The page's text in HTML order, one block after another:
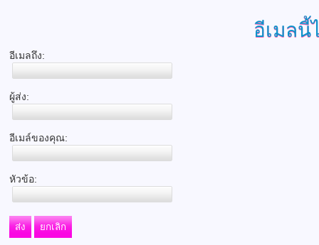
อีเมลนี้
อีเมลถึง:
ผู้ส่ง:
อีเมล์ของคุณ:
หัวข้อ:
ส่ง ยกเลิก